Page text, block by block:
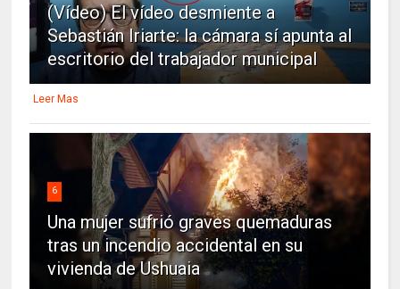
(Vídeo) El vídeo desmiente a
Sebastián Iriarte: la cámara sí apunta al
escritorio del trabajador municipal
Leer Mas
6
Una mujer sufrió graves quemaduras
tras un incendio accidental en su
vivienda de Ushuaia